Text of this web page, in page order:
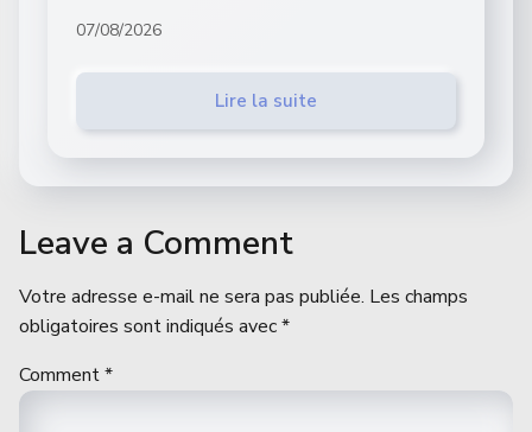
07/08/2026
Lire la suite
Leave a Comment
Votre adresse e-mail ne sera pas publiée. Les champs
obligatoires sont indiqués avec*
Comment*